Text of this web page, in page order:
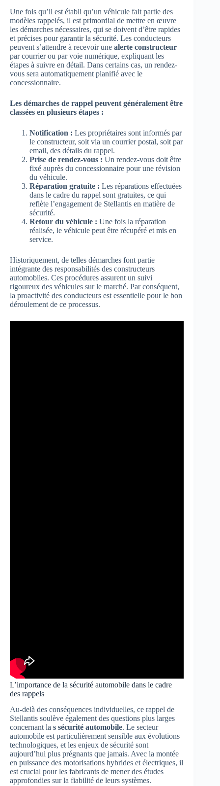
Une fois qu’il est établi qu’un véhicule fait partie des
modèles rappelés, il est primordial de mettre en œuvre
les démarches nécessaires, qui se doivent d’être rapides
et précises pour garantir la sécurité. Les conducteurs
peuvent s’attendre à recevoir une alerte constructeur
par courrier ou par voie numérique, expliquant les
étapes à suivre en détail. Dans certains cas, un rendez-
vous sera automatiquement planifié avec le
concessionnaire.
Les démarches de rappel peuvent généralement être
classées en plusieurs étapes :
Notification : Les propriétaires sont informés par
le constructeur, soit via un courrier postal, soit par
email, des détails du rappel.
Prise de rendez-vous : Un rendez-vous doit être
fixé auprès du concessionnaire pour une révision
du véhicule.
Réparation gratuite : Les réparations effectuées
dans le cadre du rappel sont gratuites, ce qui
reflète l’engagement de Stellantis en matière de
sécurité.
Retour du véhicule : Une fois la réparation
réalisée, le véhicule peut être récupéré et mis en
service.
Historiquement, de telles démarches font partie
intégrante des responsabilités des constructeurs
automobiles. Ces procédures assurent un suivi
rigoureux des véhicules sur le marché. Par conséquent,
la proactivité des conducteurs est essentielle pour le bon
déroulement de ce processus.
L’importance de la sécurité automobile dans le cadre
des rappels
Au-delà des conséquences individuelles, ce rappel de
Stellantis soulève également des questions plus larges
concernant la s sécurité automobile. Le secteur
automobile est particulièrement sensible aux évolutions
technologiques, et les enjeux de sécurité sont
aujourd’hui plus prégnants que jamais. Avec la montée
en puissance des motorisations hybrides et électriques, il
est crucial pour les fabricants de mener des études
approfondies sur la fiabilité de leurs systèmes.